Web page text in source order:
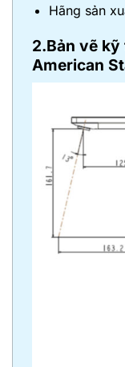
Hãng sản
2.Bản vẽ
American